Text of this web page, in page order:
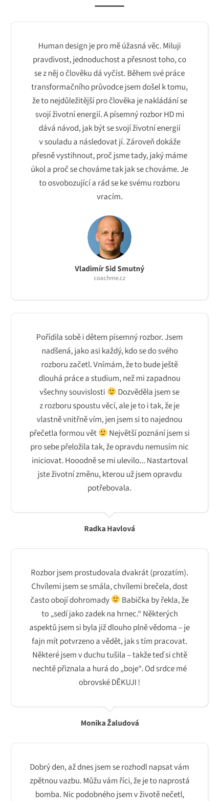
Human design je pro mě úžasná věc. Miluji
pravdivost, jednoduchost a přesnost toho, co
se z něj o člověku dá vyčíst. Během své práce
transformačního průvodce jsem došel k tomu,
že to nejdůležitější pro člověka je nakládání se
svojí životní energií. A písemný rozbor HD mi
dává návod, jak být se svojí životní energií
v souladu a následovat jí. Zároveň dokáže
přesně vystihnout, proč jsme tady, jaký máme
úkol a proč se chováme tak jak se chováme. Je
to osvobozující a rád se ke svému rozboru
vracím.
Vladimír Sid Smutný
coachme.cz
Pořídila sobě i dětem písemný rozbor. Jsem
nadšená, jako asi každý, kdo se do svého
rozboru začetl. Vnímám, že to bude ještě
dlouhá práce a studium, než mi zapadnou
všechny souvislosti
Dozvěděla jsem se
z rozboru spoustu věcí, ale je to i tak, že je
vlastně vnitřně vím, jen jsem si to najednou
přečetla formou vět
Největší poznání jsem si
pro sebe přeložila tak, že opravdu nemusím nic
iniciovat. Hooodně se mi ulevilo... Nastartoval
jste životní změnu, kterou už jsem opravdu
potřebovala.
Radka Havlová
Rozbor jsem prostudovala dvakrát (prozatím).
Chvílemi jsem se smála, chvílemi brečela, dost
často obojí dohromady
Babička by řekla, že
to „sedí jako zadek na hrnec.“ Některých
aspektů jsem si byla již dlouho plně vědoma – je
fajn mít potvrzeno a vědět, jak s tím pracovat.
Některé jsem v duchu tušila – takže teď si chtě
nechtě přiznala a hurá do „boje“. Od srdce mé
obrovské DĚKUJI !
Monika Žaludová
Dobrý den, až dnes jsem se rozhodl napsat vám
zpětnou vazbu. Můžu vám říci, že je to naprostá
bomba. Nic podobného jsem v životě nečetl,